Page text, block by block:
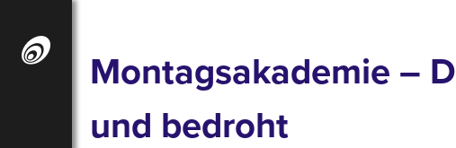
Inhalt
Montagsakademie –
und bedroht